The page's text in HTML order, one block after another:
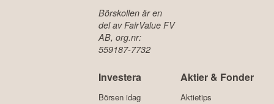
Börskollen är en
del av FairValue FV
AB, org.nr:
559187-7732
Investera
Börsen idag
Aktier & Fonder
Aktietips